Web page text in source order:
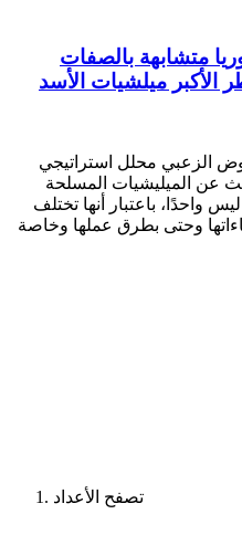
متشابهة بالصفات
الأكبر ميلشيات الأسد
الزعبي محلل استراتيجي
عن الميليشيات المسلحة
واحدًا، باعتبار أنها تختلف
وحتى بطرق عملها وخاصة
تصفح الأعداد